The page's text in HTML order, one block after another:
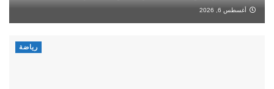
أغسطس 6, 2026
رياضة